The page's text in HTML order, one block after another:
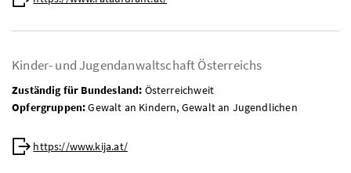
Kinder- und Jugendanwaltschaft Österreichs
Zuständig für Bundesland: Österreichweit
Opfergruppen:Gewalt an Kindern, Gewalt an Jugendlichen
Web:
https://www.kija.at/